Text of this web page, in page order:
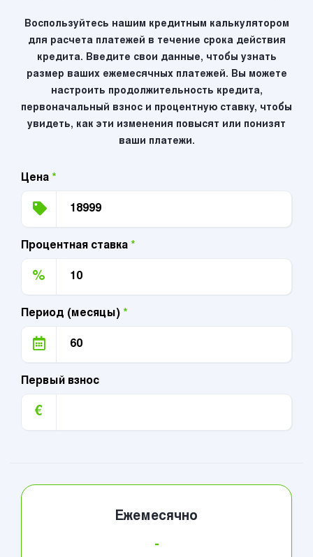
Воспользуйтесь нашим кредитным калькулятором
для расчета платежей в течение срока действия
кредита. Введите свои данные, чтобы узнать
размер ваших ежемесячных платежей. Вы можете
настроить продолжительность кредита,
первоначальный взнос и процентную ставку, чтобы
увидеть, как эти изменения повысят или понизят
ваши платежи.
Цена *
Процентная ставка *
%
Период (месяцы) *
Первый взнос
€
Ежемесячно
-